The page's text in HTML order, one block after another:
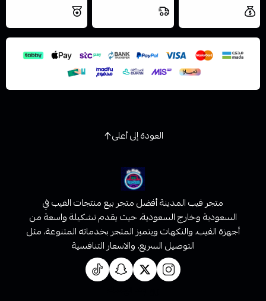
اسحب و افلت الملف هنا
استعراض
نتميز بلجودة
العودة إلى أعلى
متجر فيب المدينة أفضل متجر بيع منتجات الفيب في
السعودية وخارج السعودية، حيث يقدم تشكيلة واسعة من
أجهزة الفيب، والنكهات ويتميز المتجر بخدماته المتنوعة، مثل
التوصيل السريع، والاسعار التنافسية